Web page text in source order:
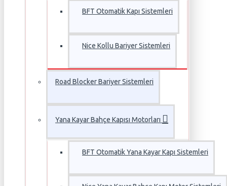
BFT Otomatik Kapı Sistemleri
Nice Kollu Bariyer Sistemleri
Road Blocker Bariyer Sistemleri
Yana Kayar Bahçe Kapısı Motorları
BFT Otomatik Yana Kayar Kapı Sistemleri